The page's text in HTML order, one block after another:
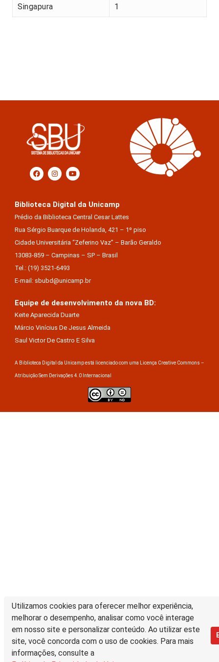
Utilizamos cookies para oferecer melhor experiência,
melhorar o desempenho, analisar como você interage
em nosso site e personalizar conteúdo. Ao utilizar este
site, você concorda com o uso de cookies. Para mais
informações, consulte a
Singapura 1
Biblioteca Digital da Unicamp
Prédio da Biblioteca Central Cesar Lattes
Rua Sérgio Buarque de Holanda, 421 – 1º piso
Cidade Universitária “Zeferino Vaz” – Barão Geraldo
13083-859 – Campinas – SP – Brasil
Tel.: (19) 3521-6493
E-mail: sbubd@unicamp.br
Equipe de desenvolvimento da nova BD:
Keite Aparecida Duarte
Márcio Vinícius De Jesus Almeida
Saul Victor De Castro E Silva
A Biblioteca Digital da Unicamp está licenciado com uma Licença Creative Commons –
Atribuição Sem Derivações 4.0 Internacional